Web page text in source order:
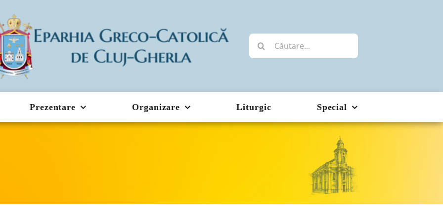
Cautare...
Prezentare Organizare Liturgic Special